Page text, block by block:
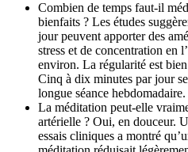
Combien de temps faut-il
bienfaits ? Les études
jour peuvent apporter des
stress et de concentration en
environ. La régularité est
Cinq à dix minutes par jour
longue séance hebdomadaire.
La méditation peut-elle
artérielle ? Oui, en douceur.
essais cliniques a montré